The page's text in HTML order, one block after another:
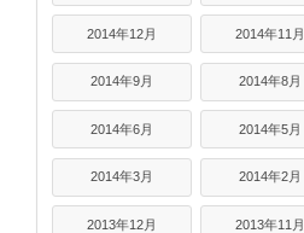
2014年12月 2014年11月
2014年9月 2014年8月
2014年6月 2014年5月
2014年3月 2014年2月
2013年12月 2013年11月